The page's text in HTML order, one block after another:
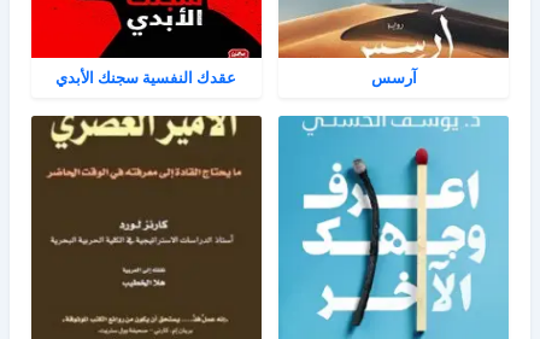
آرسس عقدك النفسية سجنك الأبدي